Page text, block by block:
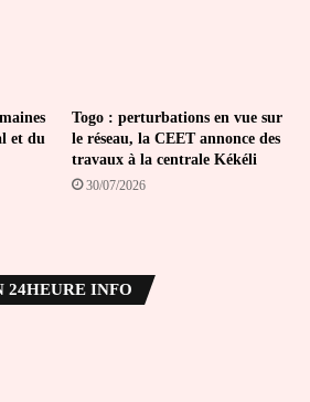
et du
Togo : perturbations en vue sur
le réseau, la CEET annonce des
travaux à la centrale Kékéli
30/07/2026
INFO